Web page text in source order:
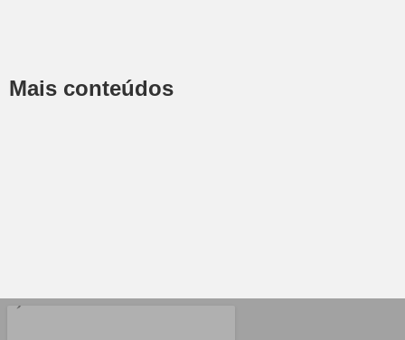
Mais conteúdos